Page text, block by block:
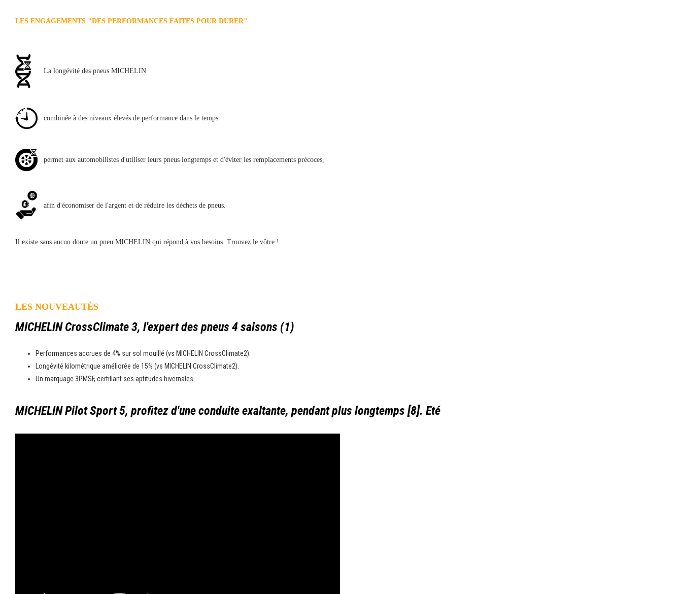
LES ENGAGEMENTS "DES PERFORMANCES FAITES POUR DURER"
La longévité des pneus MICHELIN
combinée à des niveaux élevés de performance dans le temps
permet aux automobilistes d'utiliser leurs pneus longtemps et d'éviter les remplacements précoces,
afin d'économiser de l'argent et de réduire les déchets de pneus.
Il existe sans aucun doute un pneu MICHELIN qui répond à vos besoins. Trouvez le vôtre !
LES NOUVEAUTÉS
MICHELIN CrossClimate 3, l'expert des pneus 4 saisons (1)
Performances accrues de 4% sur sol mouillé (vs MICHELIN CrossClimate2).
Longévité kilométrique améliorée de 15% (vs MICHELIN CrossClimate2).
Un marquage 3PMSF, certifiant ses aptitudes hivernales.
MICHELIN Pilot Sport 5, profitez d'une conduite exaltante, pendant plus longtemps [8]. Eté